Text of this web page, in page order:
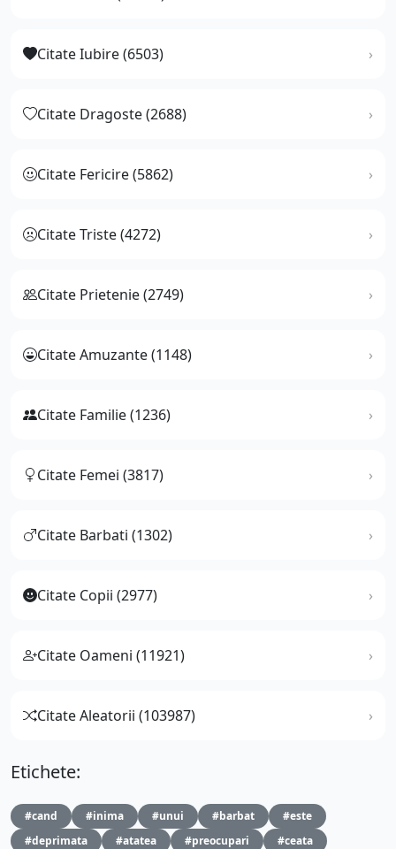
Citate Iubire (6503)
Citate Dragoste (2688)
Citate Fericire (5862)
Citate Triste (4272)
Citate Prietenie (2749)
Citate Amuzante (1148)
Citate Familie (1236)
Citate Femei (3817)
Citate Barbati (1302)
Citate Copii (2977)
Citate Oameni (11921)
Citate Aleatorii (103987)
Etichete:
#cand #inima #unui #barbat
#este
#deprimata
#atatea #preocupari
#ceata